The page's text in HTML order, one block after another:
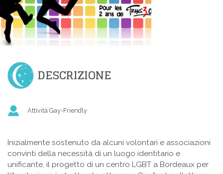
DESCRIZIONE
Attività Gay-Friendly
Inizialmente sostenuto da alcuni volontari e associazioni
convinti della necessità di un luogo identitario e
unificante, il progetto di un centro LGBT a Bordeaux per